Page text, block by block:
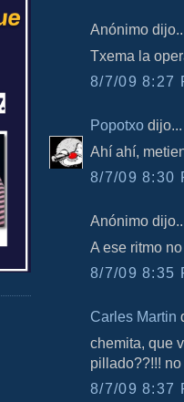
Anónimo
Txema la
8/7/09 8:27
Popotxo dijo...
Ahí ahí,
8/7/09 8:30
Anónimo
A ese ritmo
8/7/09 8:35
Carles Martin
chemita, que
pillado??!!!
8/7/09 8:37